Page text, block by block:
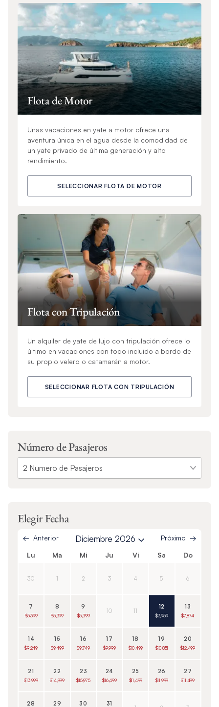
Flota de Motor
Unas vacaciones en yate a motor ofrece una
aventura única en el agua desde la comodidad de
un yate privado de última generación y alto
rendimiento.
SELECCIONAR FLOTA DE MOTOR
Flota con Tripulación
Un alquiler de yate de lujo con tripulación ofrece lo
último en vacaciones con todo incluido a bordo de
su propio velero o catamarán a motor.
SELECCIONAR FLOTA CON TRIPULACIÓN
Número de Pasajeros
Elegir Fecha
Anterior Diciembre 2026 Próximo
Lu Ma Mi Ju Vi Sa Do
30 1 2 3 4 5 6
7
$5,399
8
$5,399
9
$5,399
10 11
12
$3,959
13
$7,874
14
$9,249
15
$9,499
16
$9,749
17
$9,999
18
$10,499
19
$10,851
20
$12,499
21
$13,999
22
$14,999
23
$15,975
24
$16,499
25
$11,499
26
$11,999
27
$11,499
28 29 30 31